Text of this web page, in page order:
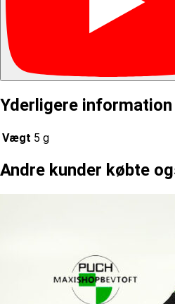
Yderligere information
Vægt 5 g
Andre kunder købte